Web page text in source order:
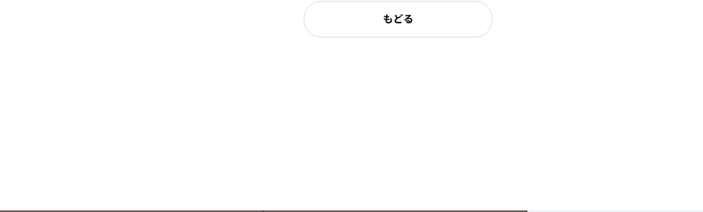
もどる